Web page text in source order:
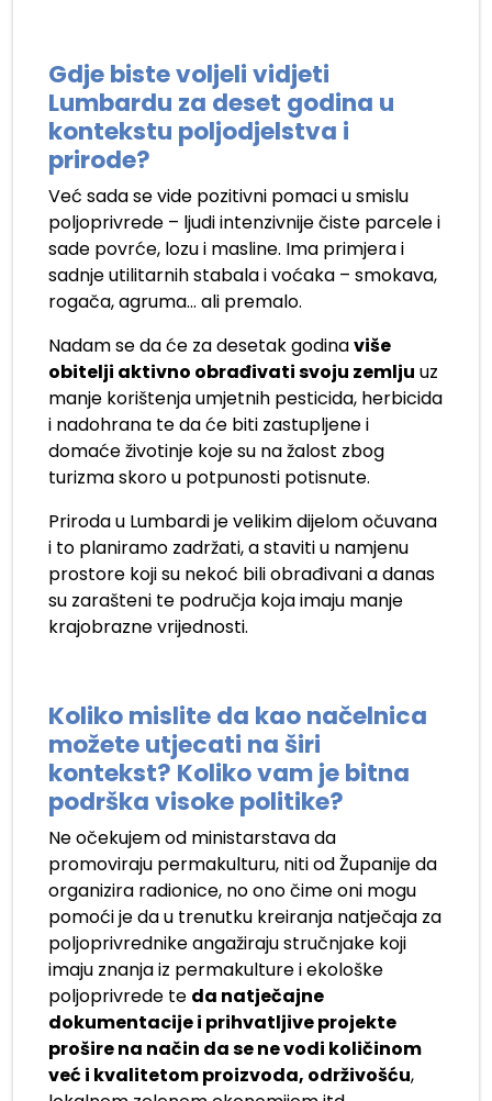
Gdje biste voljeli vidjeti
Lumbardu za deset godina u
kontekstu poljodjelstva i
prirode?
Već sada se vide pozitivni pomaci u smislu
poljoprivrede – ljudi intenzivnije čiste parcele i
sade povrće, lozu i masline. Ima primjera i
sadnje utilitarnih stabala i voćaka – smokava,
rogača, agruma… ali premalo.
Nadam se da će za desetak godinaviše
obitelji aktivno obrađivati svoju zemlju uz
manje korištenja umjetnih pesticida, herbicida
i nadohrana te da će biti zastupljene i
domaće životinje koje su na žalost zbog
turizma skoro u potpunosti potisnute.
Priroda u Lumbardi je velikim dijelom očuvana
i to planiramo zadržati, a staviti u namjenu
prostore koji su nekoć bili obrađivani a danas
su zarašteni te područja koja imaju manje
krajobrazne vrijednosti.
Koliko mislite da kao načelnica
možete utjecati na širi
kontekst? Koliko vam je bitna
podrška visoke politike?
Ne očekujem od ministarstava da
promoviraju permakulturu, niti od Županije da
organizira radionice, no ono čime oni mogu
pomoći je da u trenutku kreiranja natječaja za
poljoprivrednike angažiraju stručnjake koji
imaju znanja iz permakulture i ekološke
poljoprivrede te da natječajne
dokumentacije i prihvatljive projekte
prošire na način da se ne vodi količinom
već i kvalitetom proizvoda, održivošću,